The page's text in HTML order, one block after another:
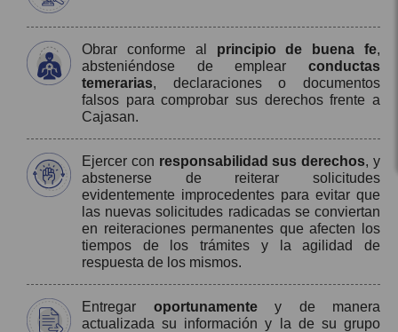
Obrar conforme al principio de buena fe,
absteniéndose de emplear conductas
temerarias, declaraciones o documentos
falsos para comprobar sus derechos frente a
Cajasan.
Ejercer con responsabilidad sus derechos, y
abstenerse de reiterar solicitudes
evidentemente improcedentes para evitar que
las nuevas solicitudes radicadas se conviertan
en reiteraciones permanentes que afecten los
tiempos de los trámites y la agilidad de
respuesta de los mismos.
Entregar oportunamentey de manera
actualizada su información y la de su grupo